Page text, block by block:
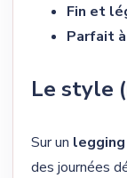
Fin et
Parfait
Le style
Sur un legging
des journées